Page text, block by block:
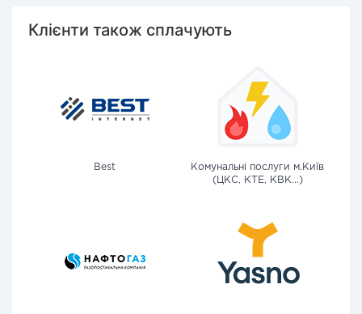
Клієнти також сплачують
Best
Комунальні послуги м.Київ
(ЦКС, КТЕ, КВК...)